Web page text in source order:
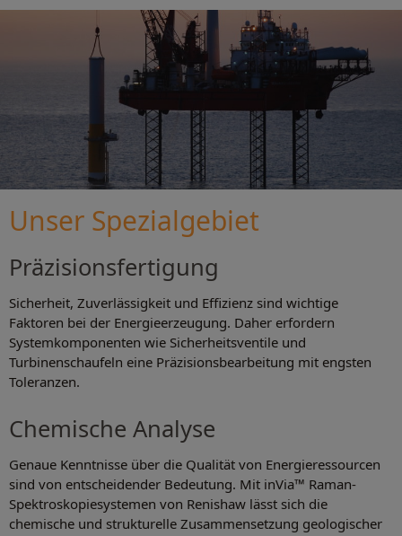
Unser Spezialgebiet
Präzisionsfertigung
Sicherheit, Zuverlässigkeit und Effizienz sind wichtige
Faktoren bei der Energieerzeugung. Daher erfordern
Systemkomponenten wie Sicherheitsventile und
Turbinenschaufeln eine Präzisionsbearbeitung mit engsten
Toleranzen.
Chemische Analyse
Genaue Kenntnisse über die Qualität von Energieressourcen
sind von entscheidender Bedeutung. Mit inVia™ Raman-
Spektroskopiesystemen von Renishaw lässt sich die
chemische und strukturelle Zusammensetzung geologischer